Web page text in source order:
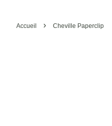
Accueil › Cheville Paperclip